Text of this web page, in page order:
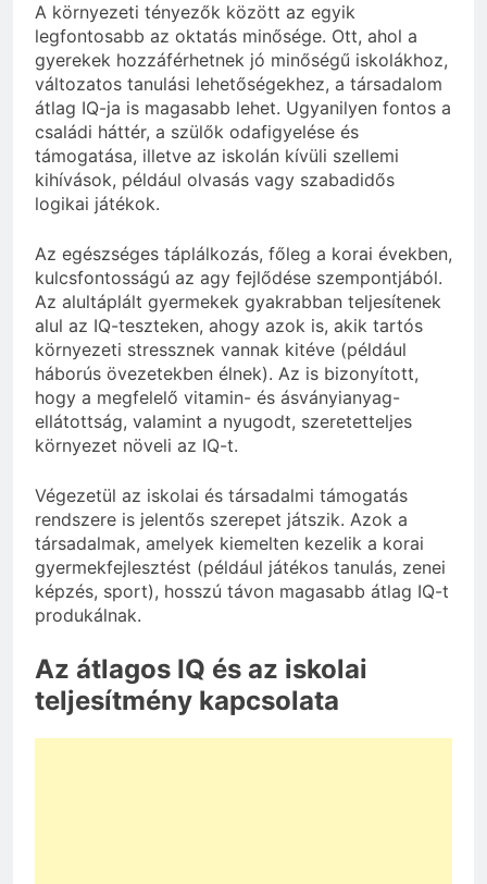
A környezeti tényezők között az egyik
legfontosabb az oktatás minősége. Ott, ahol a
gyerekek hozzáférhetnek jó minőségű iskolákhoz,
változatos tanulási lehetőségekhez, a társadalom
átlag IQ-ja is magasabb lehet. Ugyanilyen fontos a
családi háttér, a szülők odafigyelése és
támogatása, illetve az iskolán kívüli szellemi
kihívások, például olvasás vagy szabadidős
logikai játékok.
Az egészséges táplálkozás, főleg a korai években,
kulcsfontosságú az agy fejlődése szempontjából.
Az alultáplált gyermekek gyakrabban teljesítenek
alul az IQ-teszteken, ahogy azok is, akik tartós
környezeti stressznek vannak kitéve (például
háborús övezetekben élnek). Az is bizonyított,
hogy a megfelelő vitamin- és ásványianyag-
ellátottság, valamint a nyugodt, szeretetteljes
környezet növeli az IQ-t.
Végezetül az iskolai és társadalmi támogatás
rendszere is jelentős szerepet játszik. Azok a
társadalmak, amelyek kiemelten kezelik a korai
gyermekfejlesztést (például játékos tanulás, zenei
képzés, sport), hosszú távon magasabb átlag IQ-t
produkálnak.
Az átlagos IQ és az iskolai
teljesítmény kapcsolata